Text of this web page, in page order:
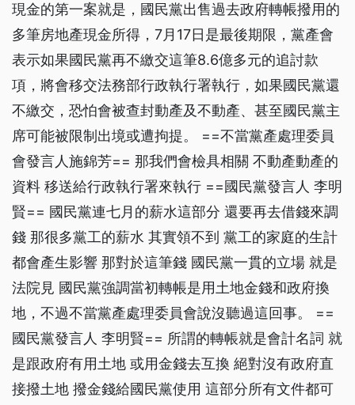
現金的第一案就是，國民黨出售過去政府轉帳撥用的
多筆房地產現金所得，7月17日是最後期限，黨產會
表示如果國民黨再不繳交這筆8.6億多元的追討款
項，將會移交法務部行政執行署執行，如果國民黨還
不繳交，恐怕會被查封動產及不動產、甚至國民黨主
席可能被限制出境或遭拘提。 ==不當黨產處理委員
會發言人施錦芳== 那我們會檢具相關 不動產動產的
資料 移送給行政執行署來執行 ==國民黨發言人 李明
賢== 國民黨連七月的薪水這部分 還要再去借錢來調
錢 那很多黨工的薪水 其實領不到 黨工的家庭的生計
都會產生影響 那對於這筆錢 國民黨一貫的立場 就是
法院見 國民黨強調當初轉帳是用土地金錢和政府換
地，不過不當黨產處理委員會說沒聽過這回事。 ==
國民黨發言人 李明賢== 所謂的轉帳就是會計名詞 就
是跟政府有用土地 或用金錢去互換 絕對沒有政府直
接撥土地 撥金錢給國民黨使用 這部分所有文件都可